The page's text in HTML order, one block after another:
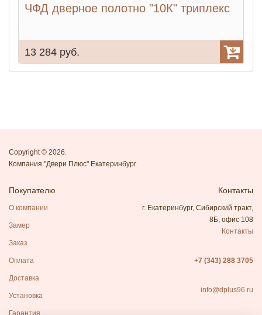
ЧФД дверное полотно "10К" триплекс
13 284 руб.
Copyright © 2026.
Компания "Двери Плюс" Екатеринбург
Покупателю
О компании
Замер
Заказ
Оплата
Доставка
Установка
Гарантия
Контакты
г. Екатеринбург, Сибирский тракт,
8Б, офис 108
Контакты
+7 (343) 288 3705
info@dplus96.ru